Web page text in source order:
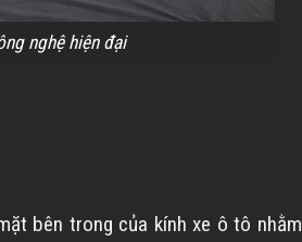
nghệ hiện đại
bên trong của kính xe ô tô nhằm